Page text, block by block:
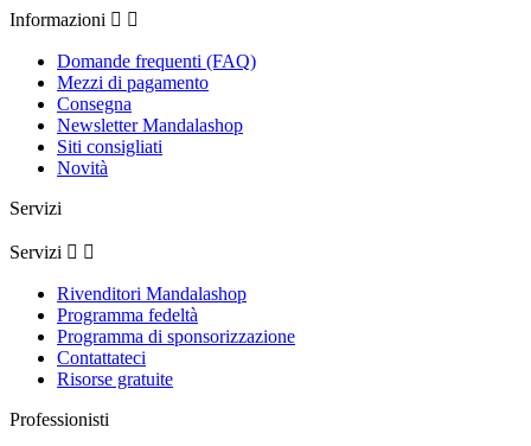
Informazioni  
Domande frequenti (FAQ)
Mezzi di pagamento
Consegna
Newsletter Mandalashop
Siti consigliati
Novità
Servizi
Servizi  
Rivenditori Mandalashop
Programma fedeltà
Programma di sponsorizzazione
Contattateci
Risorse gratuite
Professionisti